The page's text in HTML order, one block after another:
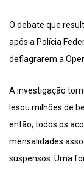
O debate que
após a Polícia
deflagrarem a
A investigação
lesou milhões de
então, todos os
mensalidades
suspensos. Uma